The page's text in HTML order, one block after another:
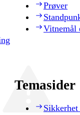
Prøver
Vitnemål
Temasider
Sikkerhet